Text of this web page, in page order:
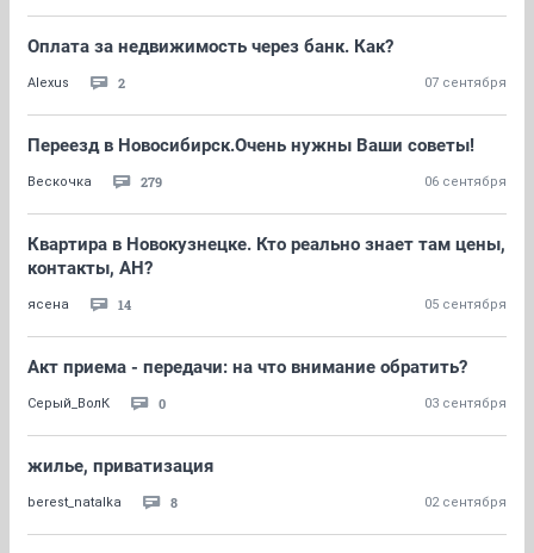
Оплата за недвижимость через банк. Как?
Alexus 2 07 сентября
Переезд в Новосибирск.Очень нужны Ваши советы!
Вескочка 279 06 сентября
Квартира в Новокузнецке. Кто реально знает там цены,
контакты, АН?
ясена 14 05 сентября
Акт приема - передачи: на что внимание обратить?
Серый_ВолК 0 03 сентября
жилье, приватизация
berest_natalka 8 02 сентября